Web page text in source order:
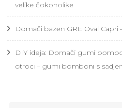
velike čokoholike
Domači bazen GRE Oval
DIY ideja: Domači gumi
otroci – gumi bomboni s